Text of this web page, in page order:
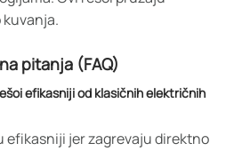
pitanja (FAQ)
efikasniji od klasičnih električnih
efikasniji jer zagrevaju direktno